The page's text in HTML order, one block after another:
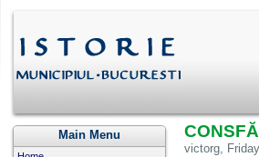
Main Menu
victorg,